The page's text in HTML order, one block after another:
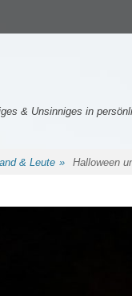
& Unsinniges in
& Leute » Halloween